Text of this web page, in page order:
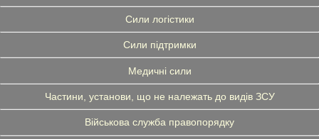
Сили логістики
Сили підтримки
Медичні сили
Частини, установи, що не належать до видів ЗСУ
Військова служба правопорядку